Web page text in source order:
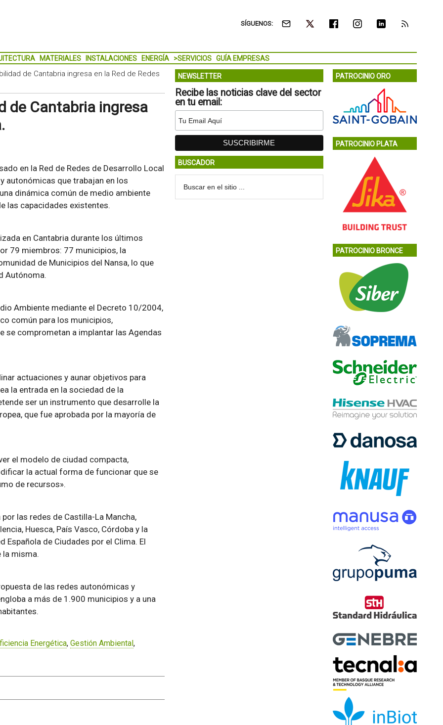
SÍGUENOS:
MATERIALES INSTALACIONES ENERGÍA >SERVICIOS GUÍA EMPRESAS
de Cantabria ingresa en la Red de Redes
de Cantabria ingresa
en la Red de Redes de Desarrollo Local
autonómicas que trabajan en los
dinámica común de medio ambiente
las capacidades existentes.
en Cantabria durante los últimos
79 miembros: 77 municipios, la
de Municipios del Nansa, lo que
Autónoma.
Ambiente mediante el Decreto 10/2004,
común para los municipios,
se comprometan a implantar las Agendas
actuaciones y aunar objetivos para
la entrada en la sociedad de la
ser un instrumento que desarrolle la
que fue aprobada por la mayoría de
el modelo de ciudad compacta,
la actual forma de funcionar que se
de recursos».
las redes de Castilla-La Mancha,
Huesca, País Vasco, Córdoba y la
Española de Ciudades por el Clima. El
la misma.
de las redes autonómicas y
a más de 1.900 municipios y a una
Energética, Gestión Ambiental,
NEWSLETTER
Recibe las noticias clave del sector
en tu email:
BUSCADOR
PATROCINIO ORO
PATROCINIO PLATA
PATROCINIO BRONCE